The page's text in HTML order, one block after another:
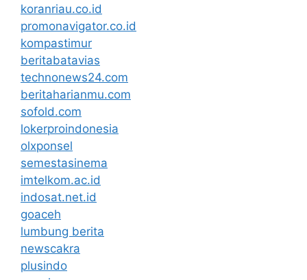
koranriau.co.id
promonavigator.co.id
kompastimur
beritabatavias
technonews24.com
beritaharianmu.com
sofold.com
lokerproindonesia
olxponsel
semestasinema
imtelkom.ac.id
indosat.net.id
goaceh
lumbung berita
newscakra
plusindo